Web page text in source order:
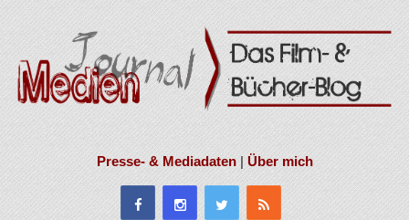
Presse- & Mediadaten|Über mich